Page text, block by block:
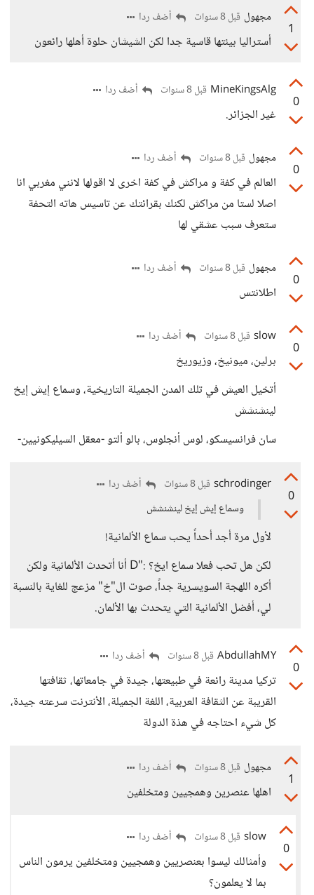
1
مجهول قبل 8 سنوات أضف ردا
أستراليا بيئتها قاسية جدا لكن الشيشان حلوة أهلها رائعون
0
MineKingsAlg قبل 8 سنوات أضف ردا
غير الجزائر.
0
مجهول قبل 8 سنوات أضف ردا
العالم في كفة و مراكش في كفة اخرى لا اقولها لانني مغربي انا
اصلا لستا من مراكش لكنك بقرائتك عن تاسيس هاته التحفة
ستعرف سبب عشقي لها
0
مجهول قبل 8 سنوات أضف ردا
اطلانتس
0
slow قبل 8 سنوات أضف ردا
برلين، ميونيخ، وزيوريخ
أتخيل العيش في تلك المدن الجميلة التاريخية، وسماع إيش إيخ
لينشنشش
سان فرانسيسكو، لوس أنجلوس، بالو ألتو -معقل السيليكونيين-
0
schrodinger قبل 8 سنوات
أضف ردا
وسماع إيش إيخ لينشنشش
لأول مرة أجد أحداً يحب سماع الألمانية!
لكن هل تحب فعلا سماع ايخ؟ :"D أنا أتحدث الألمانية ولكن
أكره اللهجة السويسرية جداً، صوت ال"خ" مزعج للغاية بالنسبة
لي، أفضل الألمانية التي يتحدث بها الألمان.
0
AbdullahMY قبل 8 سنوات أضف ردا
تركيا مدينة رائعة في طبيعتها، جيدة في جامعاتها، ثقافتها
القريبة عن الثقافة العربية، اللغة الجميلة، الأنترنت سرعته جيدة،
كل شيء احتاجه في هذة الدولة
1
مجهول قبل 8 سنوات أضف ردا
اهلها عنصرين وهمجيين ومتخلفين
0
slow قبل 8 سنوات أضف ردا
وأمثالك ليسوا بعنصريين وهمجيين ومتخلفين يرمون الناس
بما لا يعلمون؟